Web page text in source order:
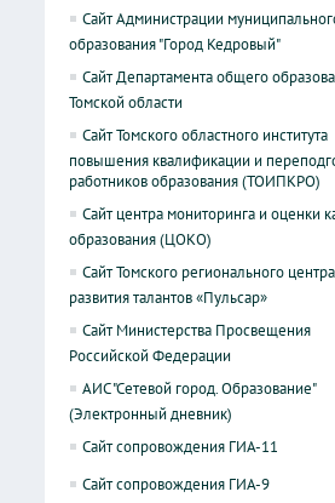
Сайт Администрации
образования "Город Кедровый"
Сайт Департамента общего
Томской области
Сайт Томского областного института
повышения квалификации и
работников образования (ТОИПКРО)
Сайт центра мониторинга и оценки
образования (ЦОКО)
Сайт Томского регионального центра
развития талантов «Пульсар»
Сайт Министерства Просвещения
Российской Федерации
АИС "Сетевой город. Образование"
(Электронный дневник)
Сайт сопровождения ГИА-11
Сайт сопровождения ГИА-9